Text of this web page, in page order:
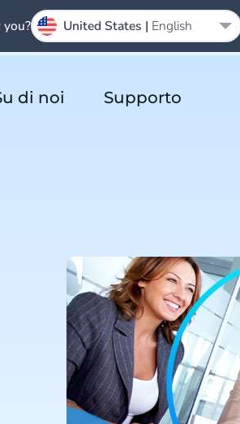
di noi Supporto
United States | English